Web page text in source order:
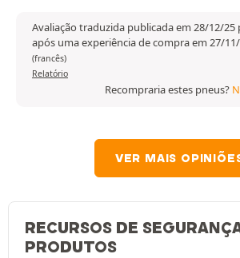
Avaliação traduzida publicada em 28/12/25
após uma experiência de compra em 27/
(francês)
Relatório
Recompraria estes pneus?
VER MAIS
RECURSOS DE
PRODUTOS